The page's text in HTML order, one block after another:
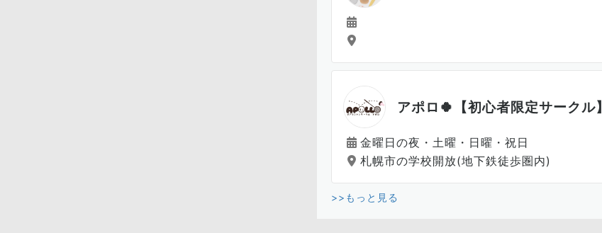
アポロ🍀【初心者限定サークル】
金曜日の夜・土曜・日曜・祝日
札幌市の学校開放(地下鉄徒歩圏内)
>>もっと見る